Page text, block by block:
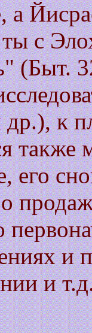
а
ты с
(Быт.
к
также
его
и
и